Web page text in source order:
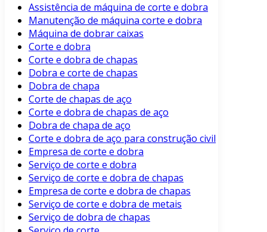
Assistência de máquina de corte e dobra
Manutenção de máquina corte e dobra
Máquina de dobrar caixas
Corte e dobra
Corte e dobra de chapas
Dobra e corte de chapas
Dobra de chapa
Corte de chapas de aço
Corte e dobra de chapas de aço
Dobra de chapa de aço
Corte e dobra de aço para construção civil
Empresa de corte e dobra
Serviço de corte e dobra
Serviço de corte e dobra de chapas
Empresa de corte e dobra de chapas
Serviço de corte e dobra de metais
Serviço de dobra de chapas